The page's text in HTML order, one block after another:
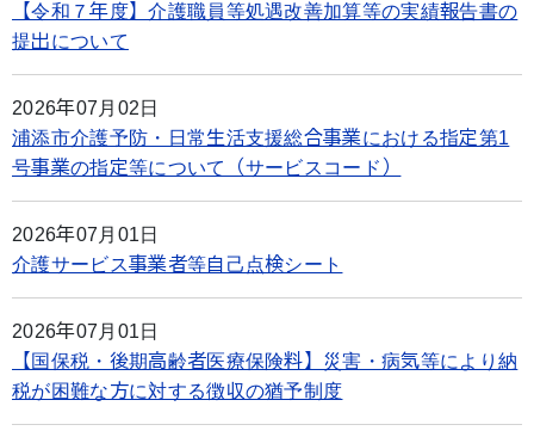
【令和７年度】介護職員等処遇改善加算等の実績報告書の
提出について
2026年07月02日
浦添市介護予防・日常生活支援総合事業における指定第1
号事業の指定等について（サービスコード）
2026年07月01日
介護サービス事業者等自己点検シート
2026年07月01日
【国保税・後期高齢者医療保険料】災害・病気等により納
税が困難な方に対する徴収の猶予制度